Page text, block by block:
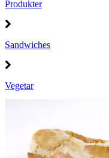
Produkter
Sandwiches
Vegetar